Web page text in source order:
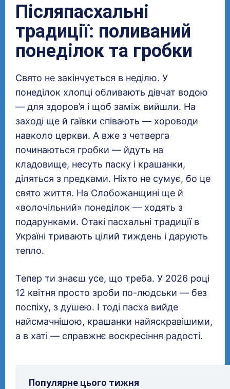
Післяпасхальні
традиції: поливаний
понеділок та гробки
Свято не закінчується в неділю. У
понеділок хлопці обливають дівчат водою
— для здоров’я і щоб заміж вийшли. На
заході ще й гаївки співають — хороводи
навколо церкви. А вже з четверга
починаються гробки — йдуть на
кладовище, несуть паску і крашанки,
діляться з предками. Ніхто не сумує, бо це
свято життя. На Слобожанщині ще й
«волочільний» понеділок — ходять з
подарунками. Отакі пасхальні традиції в
Україні тривають цілий тиждень і дарують
тепло.
Тепер ти знаєш усе, що треба. У 2026 році
12 квітня просто зроби по-людськи — без
поспіху, з душею. І тоді пасха вийде
найсмачнішою, крашанки найяскравішими,
а в хаті — справжнє воскресіння радості.
Популярне цього тижня